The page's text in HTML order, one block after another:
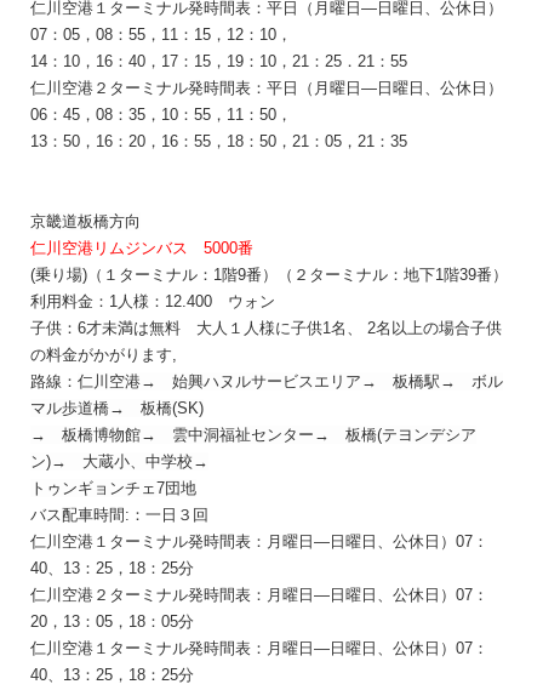
仁川空港１ターミナル発時間表： 平日（月曜日― 日曜日、 公休日 ）
07：05，08：55，11：15，12：10，
14：10，16：40，17：15，19：10，21：25．21：55
仁川空港２ターミナル発時間表：平日（月曜日― 日曜日、 公休日 ）
06：45，08：35，10：55，11：50，
13：50，16：20，16：55，18：50，21：05，21：35
京畿道板橋方向
仁川空港リムジンバス 5000番
(乗り場)（１ターミナル：1階9番）（２ターミナル：地下1階39番）
利用料金：1人様：12.400 ウォン
子供：6才未満は無料 大人１人様に子供1名、 2名以上の場合子供
の料金がかがります,
路線： 仁川空港→ 始興ハヌルサー ビスエリア → 板橋駅 → ボル
マル歩道橋→ 板橋(SK)
→ 板橋博物館→ 雲中洞福祉センタ ー → 板橋(テヨンデシア
ン)→ 大蔵小、中学校 →
トゥンギョンチェ7団地
バス配車時間:：一日３回
仁川空港１ターミナル発時間表： 月曜日― 日曜日、 公休日 ）07：
40、13：25，18：25分
仁川空港２ターミナル発時間表： 月曜日― 日曜日、 公休日 ）07：
20，13：05，18：05分
仁川空港１ターミナル発時間表： 月曜日― 日曜日、 公休日 ） 07：
40、13：25，18：25分